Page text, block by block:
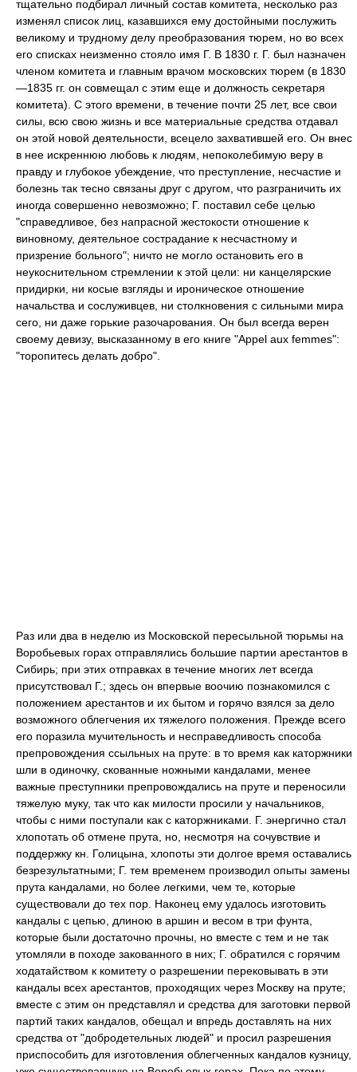
тщательно подбирал личный состав комитета, несколько раз
изменял список лиц, казавшихся ему достойными послужить
великому и трудному делу преобразования тюрем, но во всех
его списках неизменно стояло имя Г. В 1830 г. Г. был назначен
членом комитета и главным врачом московских тюрем (в 1830
—1835 гг. он совмещал с этим еще и должность секретаря
комитета). С этого времени, в течение почти 25 лет, все свои
силы, всю свою жизнь и все материальные средства отдавал
он этой новой деятельности, всецело захватившей его. Он внес
в нее искреннюю любовь к людям, непоколебимую веру в
правду и глубокое убеждение, что преступление, несчастие и
болезнь так тесно связаны друг с другом, что разграничить их
иногда совершенно невозможно; Г. поставил себе целью
"справедливое, без напрасной жестокости отношение к
виновному, деятельное сострадание к несчастному и
призрение больного"; ничто не могло остановить его в
неукоснительном стремлении к этой цели: ни канцелярские
придирки, ни косые взгляды и ироническое отношение
начальства и сослуживцев, ни столкновения с сильными мира
сего, ни даже горькие разочарования. Он был всегда верен
своему девизу, высказанному в его книге "Appel aux femmes":
"торопитесь делать добро".
Раз или два в неделю из Московской пересыльной тюрьмы на
Воробьевых горах отправлялись большие партии арестантов в
Сибирь; при этих отправках в течение многих лет всегда
присутствовал Г.; здесь он впервые воочию познакомился с
положением арестантов и их бытом и горячо взялся за дело
возможного облегчения их тяжелого положения. Прежде всего
его поразила мучительность и несправедливость способа
препровождения ссыльных на пруте: в то время как каторжники
шли в одиночку, скованные ножными кандалами, менее
важные преступники препровождались на пруте и переносили
тяжелую муку, так что как милости просили у начальников,
чтобы с ними поступали как с каторжниками. Г. энергично стал
хлопотать об отмене прута, но, несмотря на сочувствие и
поддержку кн. Голицына, хлопоты эти долгое время оставались
безрезультатными; Г. тем временем производил опыты замены
прута кандалами, но более легкими, чем те, которые
существовали до тех пор. Наконец ему удалось изготовить
кандалы с цепью, длиною в аршин и весом в три фунта,
которые были достаточно прочны, но вместе с тем и не так
утомляли в походе закованного в них; Г. обратился с горячим
ходатайством к комитету о разрешении перековывать в эти
кандалы всех арестантов, проходящих через Москву на пруте;
вместе с этим он представлял и средства для заготовки первой
партий таких кандалов, обещал и впредь доставлять на них
средства от "добродетельных людей" и просил разрешения
приспособить для изготовления облегченных кандалов кузницу,